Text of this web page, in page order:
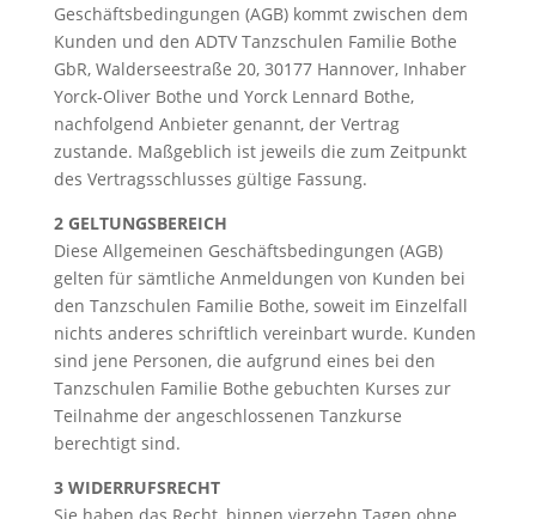
Geschäftsbedingungen (AGB) kommt zwischen dem
Kunden und den ADTV Tanzschulen Familie Bothe
GbR, Walderseestraße 20, 30177 Hannover, Inhaber
Yorck-Oliver Bothe und Yorck Lennard Bothe,
nachfolgend Anbieter genannt, der Vertrag
zustande. Maßgeblich ist jeweils die zum Zeitpunkt
des Vertragsschlusses gültige Fassung.
2 GELTUNGSBEREICH
Diese Allgemeinen Geschäftsbedingungen (AGB)
gelten für sämtliche Anmeldungen von Kunden bei
den Tanzschulen Familie Bothe, soweit im Einzelfall
nichts anderes schriftlich vereinbart wurde. Kunden
sind jene Personen, die aufgrund eines bei den
Tanzschulen Familie Bothe gebuchten Kurses zur
Teilnahme der angeschlossenen Tanzkurse
berechtigt sind.
3 WIDERRUFSRECHT